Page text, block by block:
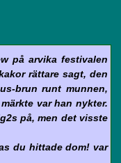
på arvika festivalen
rättare sagt, den
brun runt munnen,
var han nykter.
på, men det visste
du hittade dom! var